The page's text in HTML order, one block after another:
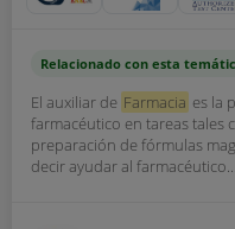
Relacionado con esta
El auxiliar de Farmacia es la
farmacéutico en tareas tales
preparación de fórmulas
decir ayudar al farmacéutico...